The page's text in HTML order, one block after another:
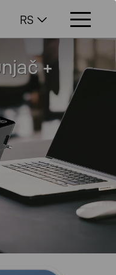
RS
+